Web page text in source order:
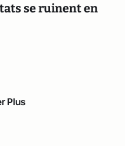
se ruinent en
Plus